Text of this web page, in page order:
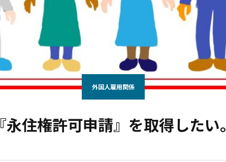
外国人雇用関係
『永住権許可申請』を取得したい。